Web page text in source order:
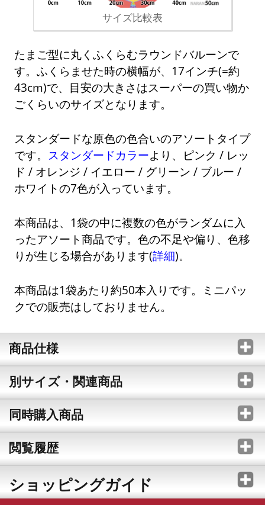
サイズ比較表
たまご型に丸くふくらむラウンドバルーンで
す。ふくらませた時の横幅が、17インチ(=約
43cm)で、目安の大きさはスーパーの買い物か
ごくらいのサイズとなります。
スタンダードな原色の色合いのアソートタイプ
です。 スタンダードカラーより、ピンク / レッ
ド / オレンジ / イエロー / グリーン / ブルー /
ホワイトの7色が入っています。
本商品は、1袋の中に複数の色がランダムに入
ったアソート商品です。色の不足や偏り、色移
りが生じる場合があります(詳細)。
本商品は1袋あたり約50本入りです。ミニパッ
クでの販売はしておりません。
商品仕様
別サイズ・関連商品
同時購入商品
閲覧履歴
ショッピングガイド